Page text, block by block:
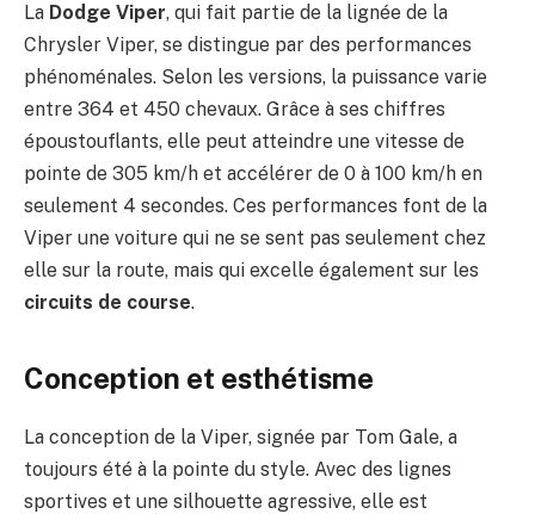
La Dodge Viper, qui fait partie de la lignée de la
Chrysler Viper, se distingue par des performances
phénoménales. Selon les versions, la puissance varie
entre 364 et 450 chevaux. Grâce à ses chiffres
époustouflants, elle peut atteindre une vitesse de
pointe de 305 km/h et accélérer de 0 à 100 km/h en
seulement 4 secondes. Ces performances font de la
Viper une voiture qui ne se sent pas seulement chez
elle sur la route, mais qui excelle également sur les
circuits de course.
Conception et esthétisme
La conception de la Viper, signée par Tom Gale, a
toujours été à la pointe du style. Avec des lignes
sportives et une silhouette agressive, elle est